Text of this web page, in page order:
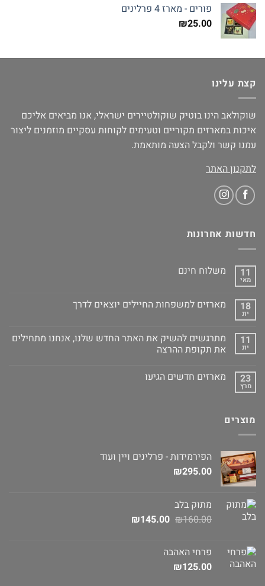
פורים - מארז 4 פרלינים
₪25.00
קצת עלינו
שוקולאב הינו בוטיק שוקולטיירים ישראלי, אנו מביאים אליכם
איכות במארזים מקוריים וטעימים לקוחות עסקיים מוזמנים ליצור
עמנו קשר ולקבל הצעה מותאמת.
לתקנון האתר
חדשות אחרונות
11
מאי
משלוח חינם
18
יונ
מארזים למשפחות החיילים יוצאים לדרך
11
יונ
מתרגשים להשיק את האתר החדש שלנו, אנחנו מתחילים
את תקופת ההרצה
23
מרץ
מארזים חדשים הגיעו
מוצרים
הפירמידות - פרלינים ויין ועוד
₪295.00
מתוק בלב
₪160.00
המחיר
₪160.00.
₪145.00
המחיר
פרחי האהבה
₪125.00